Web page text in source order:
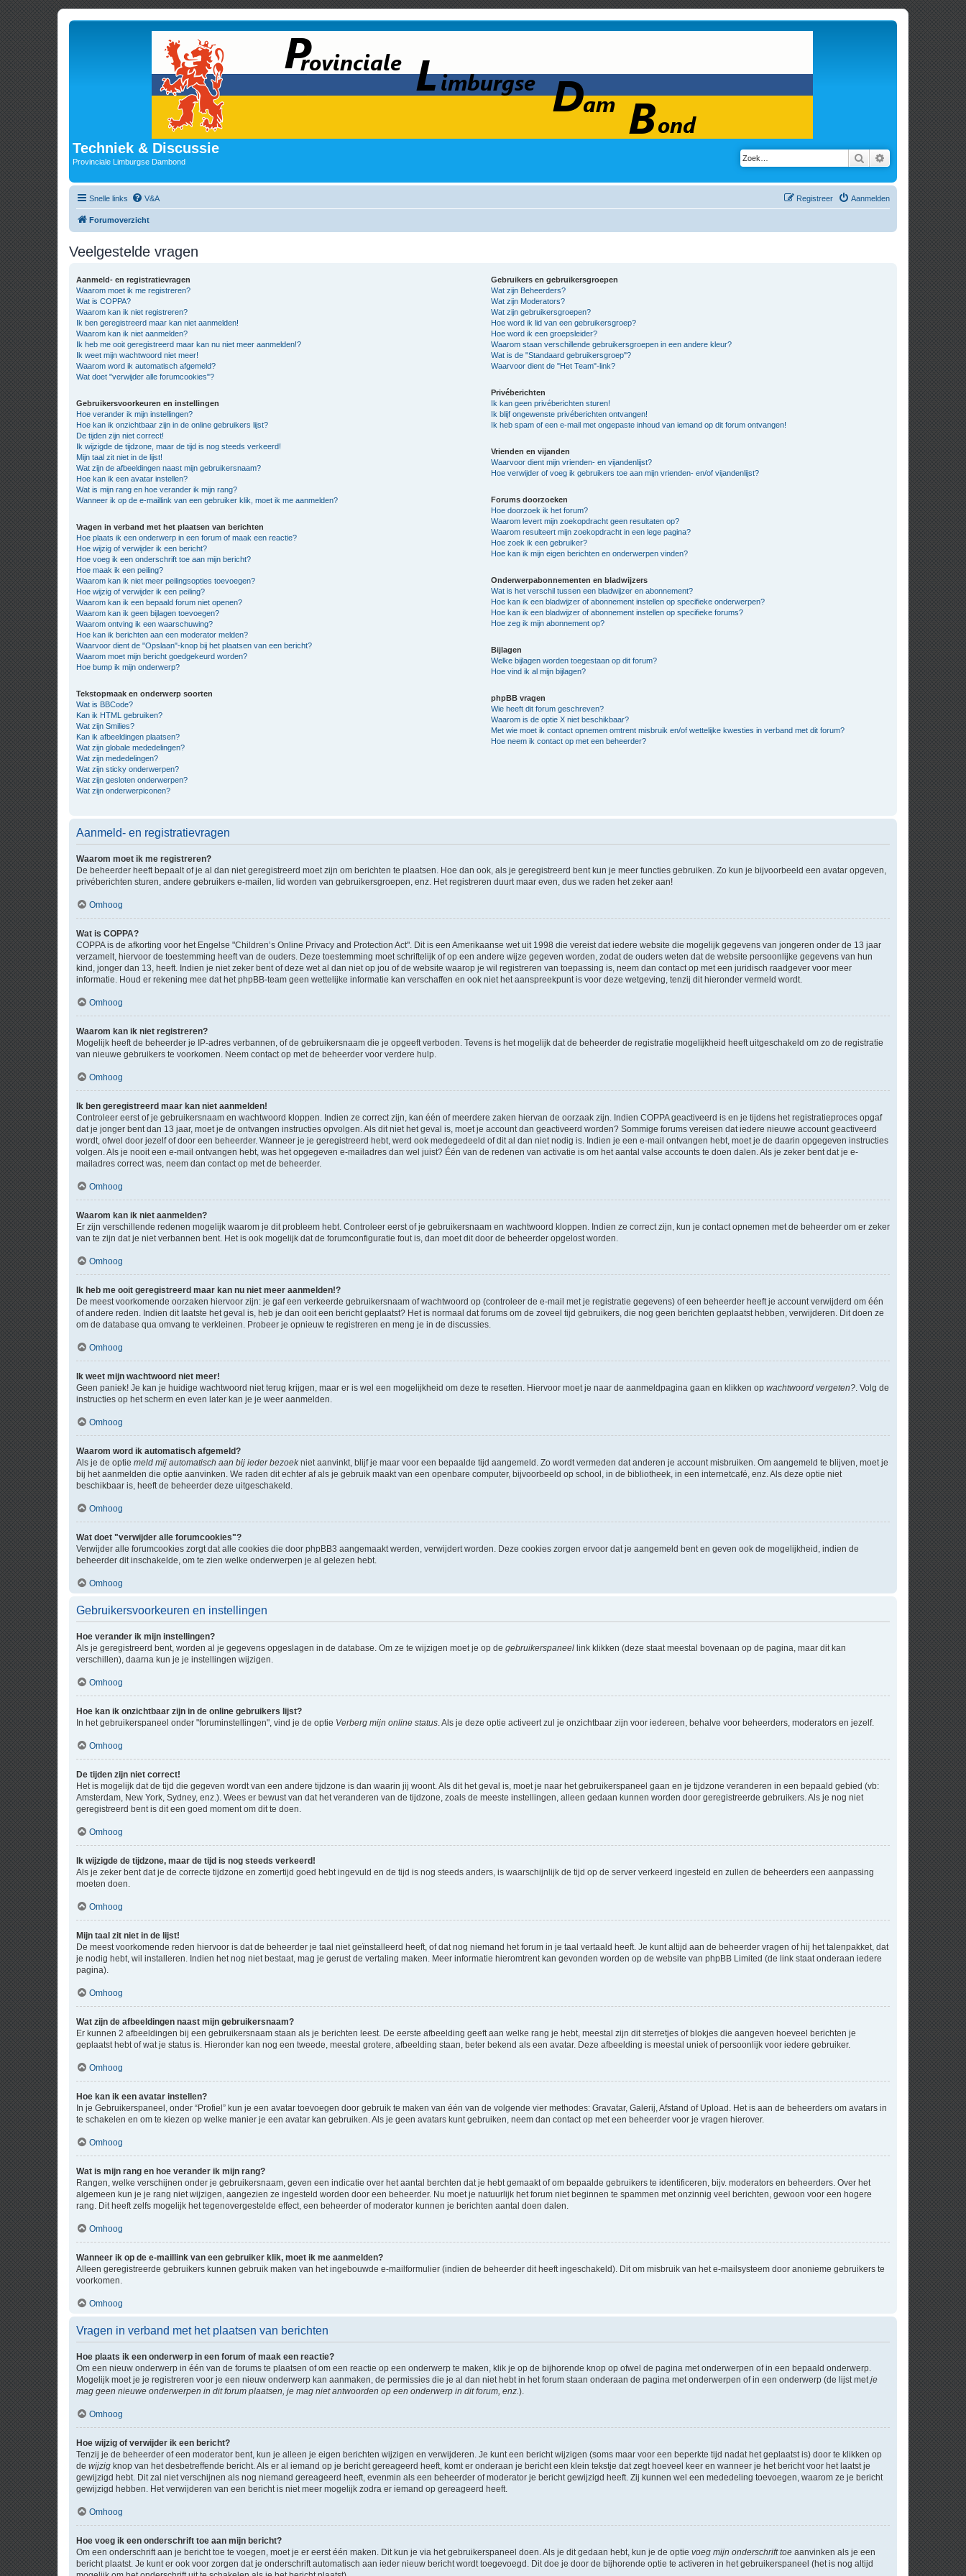
Techniek & Discussie
Provinciale Limburgse Dambond Zoek Uitgebreid zoeken
Snelle links V&A Aanmelden
Registreer
Forumoverzicht
Veelgestelde vragen
Aanmeld- en registratievragen
Waarom moet ik me registreren?
Wat is COPPA?
Waarom kan ik niet registreren?
Ik ben geregistreerd maar kan niet aanmelden!
Waarom kan ik niet aanmelden?
Ik heb me ooit geregistreerd maar kan nu niet meer aanmelden!?
Ik weet mijn wachtwoord niet meer!
Waarom word ik automatisch afgemeld?
Wat doet "verwijder alle forumcookies"?
Gebruikersvoorkeuren en instellingen
Hoe verander ik mijn instellingen?
Hoe kan ik onzichtbaar zijn in de online gebruikers lijst?
De tijden zijn niet correct!
Ik wijzigde de tijdzone, maar de tijd is nog steeds verkeerd!
Mijn taal zit niet in de lijst!
Wat zijn de afbeeldingen naast mijn gebruikersnaam?
Hoe kan ik een avatar instellen?
Wat is mijn rang en hoe verander ik mijn rang?
Wanneer ik op de e-maillink van een gebruiker klik, moet ik me aanmelden?
Vragen in verband met het plaatsen van berichten
Hoe plaats ik een onderwerp in een forum of maak een reactie?
Hoe wijzig of verwijder ik een bericht?
Hoe voeg ik een onderschrift toe aan mijn bericht?
Hoe maak ik een peiling?
Waarom kan ik niet meer peilingsopties toevoegen?
Hoe wijzig of verwijder ik een peiling?
Waarom kan ik een bepaald forum niet openen?
Waarom kan ik geen bijlagen toevoegen?
Waarom ontving ik een waarschuwing?
Hoe kan ik berichten aan een moderator melden?
Waarvoor dient de "Opslaan"-knop bij het plaatsen van een bericht?
Waarom moet mijn bericht goedgekeurd worden?
Hoe bump ik mijn onderwerp?
Tekstopmaak en onderwerp soorten
Wat is BBCode?
Kan ik HTML gebruiken?
Wat zijn Smilies?
Kan ik afbeeldingen plaatsen?
Wat zijn globale mededelingen?
Wat zijn mededelingen?
Wat zijn sticky onderwerpen?
Wat zijn gesloten onderwerpen?
Wat zijn onderwerpiconen?
Gebruikers en gebruikersgroepen
Wat zijn Beheerders?
Wat zijn Moderators?
Wat zijn gebruikersgroepen?
Hoe word ik lid van een gebruikersgroep?
Hoe word ik een groepsleider?
Waarom staan verschillende gebruikersgroepen in een andere kleur?
Wat is de "Standaard gebruikersgroep"?
Waarvoor dient de "Het Team"-link?
Privéberichten
Ik kan geen privéberichten sturen!
Ik blijf ongewenste privéberichten ontvangen!
Ik heb spam of een e-mail met ongepaste inhoud van iemand op dit forum ontvangen!
Vrienden en vijanden
Waarvoor dient mijn vrienden- en vijandenlijst?
Hoe verwijder of voeg ik gebruikers toe aan mijn vrienden- en/of vijandenlijst?
Forums doorzoeken
Hoe doorzoek ik het forum?
Waarom levert mijn zoekopdracht geen resultaten op?
Waarom resulteert mijn zoekopdracht in een lege pagina?
Hoe zoek ik een gebruiker?
Hoe kan ik mijn eigen berichten en onderwerpen vinden?
Onderwerpabonnementen en bladwijzers
Wat is het verschil tussen een bladwijzer en abonnement?
Hoe kan ik een bladwijzer of abonnement instellen op specifieke onderwerpen?
Hoe kan ik een bladwijzer of abonnement instellen op specifieke forums?
Hoe zeg ik mijn abonnement op?
Bijlagen
Welke bijlagen worden toegestaan op dit forum?
Hoe vind ik al mijn bijlagen?
phpBB vragen
Wie heeft dit forum geschreven?
Waarom is de optie X niet beschikbaar?
Met wie moet ik contact opnemen omtrent misbruik en/of wettelijke kwesties in verband met dit forum?
Hoe neem ik contact op met een beheerder?
Aanmeld- en registratievragen
Waarom moet ik me registreren?
De beheerder heeft bepaalt of je al dan niet geregistreerd moet zijn om berichten te plaatsen. Hoe dan ook, als je geregistreerd bent kun je meer functies gebruiken. Zo kun je bijvoorbeeld een avatar opgeven,
privéberichten sturen, andere gebruikers e-mailen, lid worden van gebruikersgroepen, enz. Het registreren duurt maar even, dus we raden het zeker aan!
Omhoog
Wat is COPPA?
COPPA is de afkorting voor het Engelse "Children’s Online Privacy and Protection Act". Dit is een Amerikaanse wet uit 1998 die vereist dat iedere website die mogelijk gegevens van jongeren onder de 13 jaar
verzamelt, hiervoor de toestemming heeft van de ouders. Deze toestemming moet schriftelijk of op een andere wijze gegeven worden, zodat de ouders weten dat de website persoonlijke gegevens van hun
kind, jonger dan 13, heeft. Indien je niet zeker bent of deze wet al dan niet op jou of de website waarop je wil registreren van toepassing is, neem dan contact op met een juridisch raadgever voor meer
informatie. Houd er rekening mee dat het phpBB-team geen wettelijke informatie kan verschaffen en ook niet het aanspreekpunt is voor deze wetgeving, tenzij dit hieronder vermeld wordt.
Omhoog
Waarom kan ik niet registreren?
Mogelijk heeft de beheerder je IP-adres verbannen, of de gebruikersnaam die je opgeeft verboden. Tevens is het mogelijk dat de beheerder de registratie mogelijkheid heeft uitgeschakeld om zo de registratie
van nieuwe gebruikers te voorkomen. Neem contact op met de beheerder voor verdere hulp.
Omhoog
Ik ben geregistreerd maar kan niet aanmelden!
Controleer eerst of je gebruikersnaam en wachtwoord kloppen. Indien ze correct zijn, kan één of meerdere zaken hiervan de oorzaak zijn. Indien COPPA geactiveerd is en je tijdens het registratieproces opgaf
dat je jonger bent dan 13 jaar, moet je de ontvangen instructies opvolgen. Als dit niet het geval is, moet je account dan geactiveerd worden? Sommige forums vereisen dat iedere nieuwe account geactiveerd
wordt, ofwel door jezelf of door een beheerder. Wanneer je je geregistreerd hebt, werd ook medegedeeld of dit al dan niet nodig is. Indien je een e-mail ontvangen hebt, moet je de daarin opgegeven instructies
volgen. Als je nooit een e-mail ontvangen hebt, was het opgegeven e-mailadres dan wel juist? Één van de redenen van activatie is om het aantal valse accounts te doen dalen. Als je zeker bent dat je e-
mailadres correct was, neem dan contact op met de beheerder.
Omhoog
Waarom kan ik niet aanmelden?
Er zijn verschillende redenen mogelijk waarom je dit probleem hebt. Controleer eerst of je gebruikersnaam en wachtwoord kloppen. Indien ze correct zijn, kun je contact opnemen met de beheerder om er zeker
van te zijn dat je niet verbannen bent. Het is ook mogelijk dat de forumconfiguratie fout is, dan moet dit door de beheerder opgelost worden.
Omhoog
Ik heb me ooit geregistreerd maar kan nu niet meer aanmelden!?
De meest voorkomende oorzaken hiervoor zijn: je gaf een verkeerde gebruikersnaam of wachtwoord op (controleer de e-mail met je registratie gegevens) of een beheerder heeft je account verwijderd om één
of andere reden. Indien dit laatste het geval is, heb je dan ooit een bericht geplaatst? Het is normaal dat forums om de zoveel tijd gebruikers, die nog geen berichten geplaatst hebben, verwijderen. Dit doen ze
om de database qua omvang te verkleinen. Probeer je opnieuw te registreren en meng je in de discussies.
Omhoog
Ik weet mijn wachtwoord niet meer!
Geen paniek! Je kan je huidige wachtwoord niet terug krijgen, maar er is wel een mogelijkheid om deze te resetten. Hiervoor moet je naar de aanmeldpagina gaan en klikken op wachtwoord vergeten? . Volg de
instructies op het scherm en even later kan je je weer aanmelden.
Omhoog
Waarom word ik automatisch afgemeld?
Als je de optie meld mij automatisch aan bij ieder bezoekniet aanvinkt, blijf je maar voor een bepaalde tijd aangemeld. Zo wordt vermeden dat anderen je account misbruiken. Om aangemeld te blijven, moet je
bij het aanmelden die optie aanvinken. We raden dit echter af als je gebruik maakt van een openbare computer, bijvoorbeeld op school, in de bibliotheek, in een internetcafé, enz. Als deze optie niet
beschikbaar is, heeft de beheerder deze uitgeschakeld.
Omhoog
Wat doet "verwijder alle forumcookies"?
Verwijder alle forumcookies zorgt dat alle cookies die door phpBB3 aangemaakt werden, verwijdert worden. Deze cookies zorgen ervoor dat je aangemeld bent en geven ook de mogelijkheid, indien de
beheerder dit inschakelde, om te zien welke onderwerpen je al gelezen hebt.
Omhoog
Gebruikersvoorkeuren en instellingen
Hoe verander ik mijn instellingen?
Als je geregistreerd bent, worden al je gegevens opgeslagen in de database. Om ze te wijzigen moet je op de gebruikerspaneel link klikken (deze staat meestal bovenaan op de pagina, maar dit kan
verschillen), daarna kun je je instellingen wijzigen.
Omhoog
Hoe kan ik onzichtbaar zijn in de online gebruikers lijst?
In het gebruikerspaneel onder "foruminstellingen", vind je de optie Verberg mijn online status . Als je deze optie activeert zul je onzichtbaar zijn voor iedereen, behalve voor beheerders, moderators en jezelf.
Omhoog
De tijden zijn niet correct!
Het is mogelijk dat de tijd die gegeven wordt van een andere tijdzone is dan waarin jij woont. Als dit het geval is, moet je naar het gebruikerspaneel gaan en je tijdzone veranderen in een bepaald gebied (vb:
Amsterdam, New York, Sydney, enz.). Wees er bewust van dat het veranderen van de tijdzone, zoals de meeste instellingen, alleen gedaan kunnen worden door geregistreerde gebruikers. Als je nog niet
geregistreerd bent is dit een goed moment om dit te doen.
Omhoog
Ik wijzigde de tijdzone, maar de tijd is nog steeds verkeerd!
Als je zeker bent dat je de correcte tijdzone en zomertijd goed hebt ingevuld en de tijd is nog steeds anders, is waarschijnlijk de tijd op de server verkeerd ingesteld en zullen de beheerders een aanpassing
moeten doen.
Omhoog
Mijn taal zit niet in de lijst!
De meest voorkomende reden hiervoor is dat de beheerder je taal niet geïnstalleerd heeft, of dat nog niemand het forum in je taal vertaald heeft. Je kunt altijd aan de beheerder vragen of hij het talenpakket, dat
je nodig hebt, wil installeren. Indien het nog niet bestaat, mag je gerust de vertaling maken. Meer informatie hieromtrent kan gevonden worden op de website van phpBB Limited (de link staat onderaan iedere
pagina).
Omhoog
Wat zijn de afbeeldingen naast mijn gebruikersnaam?
Er kunnen 2 afbeeldingen bij een gebruikersnaam staan als je berichten leest. De eerste afbeelding geeft aan welke rang je hebt, meestal zijn dit sterretjes of blokjes die aangeven hoeveel berichten je
geplaatst hebt of wat je status is. Hieronder kan nog een tweede, meestal grotere, afbeelding staan, beter bekend als een avatar. Deze afbeelding is meestal uniek of persoonlijk voor iedere gebruiker.
Omhoog
Hoe kan ik een avatar instellen?
In je Gebruikerspaneel, onder “Profiel” kun je een avatar toevoegen door gebruik te maken van één van de volgende vier methodes: Gravatar, Galerij, Afstand of Upload. Het is aan de beheerders om avatars in
te schakelen en om te kiezen op welke manier je een avatar kan gebruiken. Als je geen avatars kunt gebruiken, neem dan contact op met een beheerder voor je vragen hierover.
Omhoog
Wat is mijn rang en hoe verander ik mijn rang?
Rangen, welke verschijnen onder je gebruikersnaam, geven een indicatie over het aantal berchten dat je hebt gemaakt of om bepaalde gebruikers te identificeren, bijv. moderators en beheerders. Over het
algemeen kun je je rang niet wijzigen, aangezien ze ingesteld worden door een beheerder. Nu moet je natuurlijk het forum niet beginnen te spammen met onzinnig veel berichten, gewoon voor een hogere
rang. Dit heeft zelfs mogelijk het tegenovergestelde effect, een beheerder of moderator kunnen je berichten aantal doen dalen.
Omhoog
Wanneer ik op de e-maillink van een gebruiker klik, moet ik me aanmelden?
Alleen geregistreerde gebruikers kunnen gebruik maken van het ingebouwde e-mailformulier (indien de beheerder dit heeft ingeschakeld). Dit om misbruik van het e-mailsysteem door anonieme gebruikers te
voorkomen.
Omhoog
Vragen in verband met het plaatsen van berichten
Hoe plaats ik een onderwerp in een forum of maak een reactie?
Om een nieuw onderwerp in één van de forums te plaatsen of om een reactie op een onderwerp te maken, klik je op de bijhorende knop op ofwel de pagina met onderwerpen of in een bepaald onderwerp.
Mogelijk moet je je registreren voor je een nieuw onderwerp kan aanmaken, de permissies die je al dan niet hebt in het forum staan onderaan de pagina met onderwerpen of in een onderwerp (de lijst met je
mag geen nieuwe onderwerpen in dit forum plaatsen, je mag niet antwoorden op een onderwerp in dit forum, enz. ).
Omhoog
Hoe wijzig of verwijder ik een bericht?
Tenzij je de beheerder of een moderator bent, kun je alleen je eigen berichten wijzigen en verwijderen. Je kunt een bericht wijzigen (soms maar voor een beperkte tijd nadat het geplaatst is) door te klikken op
de wijzig knop van het desbetreffende bericht. Als er al iemand op je bericht gereageerd heeft, komt er onderaan je bericht een klein tekstje dat zegt hoeveel keer en wanneer je het bericht voor het laatst je
gewijzigd hebt. Dit zal niet verschijnen als nog niemand gereageerd heeft, evenmin als een beheerder of moderator je bericht gewijzigd heeft. Zij kunnen wel een mededeling toevoegen, waarom ze je bericht
gewijzigd hebben. Het verwijderen van een bericht is niet meer mogelijk zodra er iemand op gereageerd heeft.
Omhoog
Hoe voeg ik een onderschrift toe aan mijn bericht?
Om een onderschrift aan je bericht toe te voegen, moet je er eerst één maken. Dit kun je via het gebruikerspaneel doen. Als je dit gedaan hebt, kun je de optie voeg mijn onderschrift toe aanvinken als je een
bericht plaatst. Je kunt er ook voor zorgen dat je onderschrift automatisch aan ieder nieuw bericht wordt toegevoegd. Dit doe je door de bijhorende optie te activeren in het gebruikerspaneel (het is nog altijd